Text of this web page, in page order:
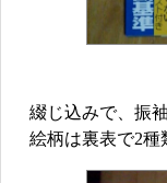
綴じ込みで、振
絵柄は裏表で2種